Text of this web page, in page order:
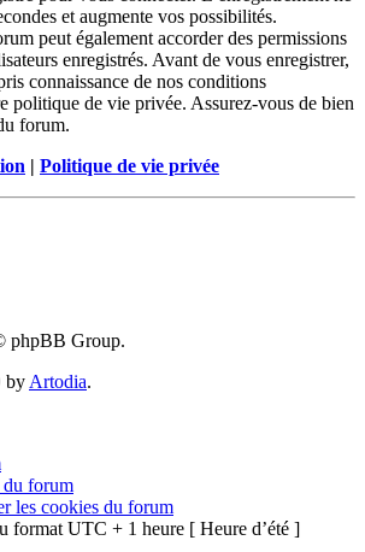
et augmente vos possibilités.
peut également accorder des permissions
enregistrés. Avant de vous enregistrer,
connaissance de nos conditions
politique de vie privée. Assurez-vous de bien
forum.
| Politique de vie privée
phpBB Group.
by Artodia.
du forum
les cookies du forum
format UTC + 1 heure [ Heure d’été ]